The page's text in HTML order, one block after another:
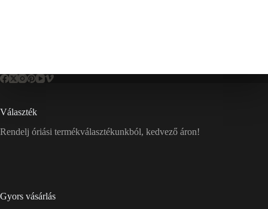
Választék
Rendelj óriási termékválasztékunkból, kedvező áron!
Gyors vásárlás